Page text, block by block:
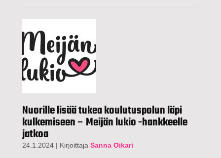
Nuorille lisää tukea koulutuspolun läpi
kulkemiseen – Meijän lukio -hankkeelle
jatkoa
24.1.2024 | Kirjoittaja Sanna Oikari